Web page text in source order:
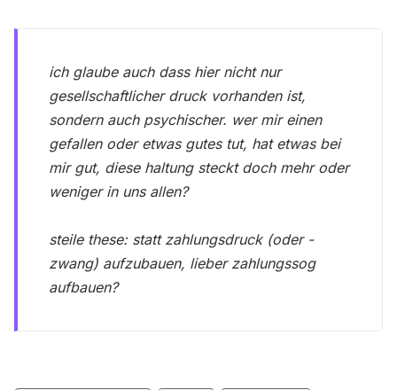
ich glaube auch dass hier nicht nur
gesellschaftlicher druck vorhanden ist,
sondern auch psychischer. wer mir einen
gefallen oder etwas gutes tut, hat etwas bei
mir gut, diese haltung steckt doch mehr oder
weniger in uns allen?
steile these: statt zahlungsdruck (oder -
zwang) aufzubauen, lieber zahlungssog
aufbauen?